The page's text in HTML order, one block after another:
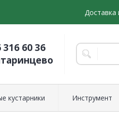
Доставка
316 60 36
кустарники Инструмент